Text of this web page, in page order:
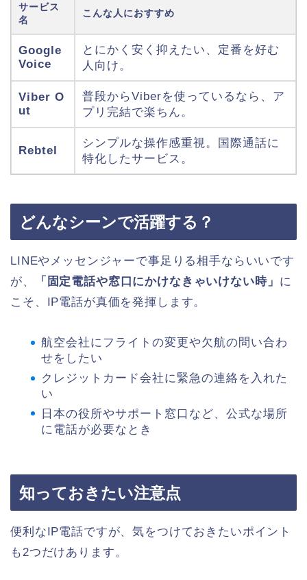
サービス
名
こんな人におすすめ
Google
Voice
とにかく安く抑えたい、定番を好む
人向け。
Viber O
ut
普段からViberを使っているなら、ア
プリ完結で楽ちん。
Rebtel
シンプルな操作感重視。国際通話に
特化したサービス。
どんなシーンで活躍する？
LINEやメッセンジャーで事足りる相手ならいいです
が、
「固定電話や窓口にかけなきゃいけない時」 に
こそ、IP電話が真価を発揮します。
航空会社にフライトの変更や欠航の問い合わ
せをしたい
クレジットカード会社に緊急の連絡を入れた
い
日本の役所やサポート窓口など、公式な場所
に電話が必要なとき
知っておきたい注意点
便利なIP電話ですが、気をつけておきたいポイント
も2つだけあります。